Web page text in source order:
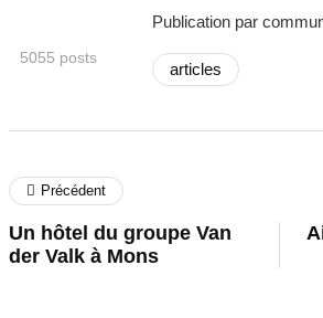
5055 posts
Publication par
articles
Précédent
Un hôtel du groupe Van
der Valk à Mons